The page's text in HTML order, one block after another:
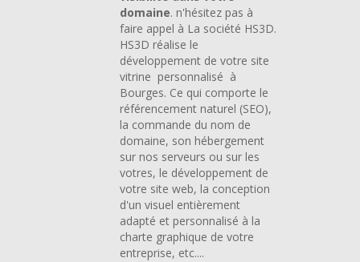
domaine. n'hésitez pas à
faire appel à La société HS3D.
HS3D réalise le
développement de votre site
vitrine personnalisé à
Bourges. Ce qui comporte le
référencement naturel (SEO),
la commande du nom de
domaine, son hébergement
sur nos serveurs ou sur les
votres, le développement de
votre site web, la conception
d'un visuel entièrement
adapté et personnalisé à la
charte graphique de votre
entreprise, etc....